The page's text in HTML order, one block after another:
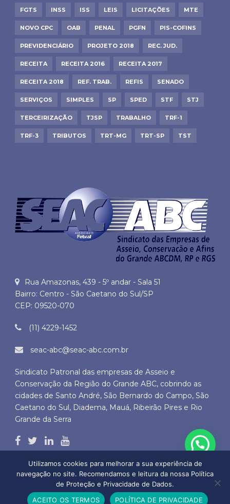
FGTS INSS ISS LEIS LICITAÇÕES MTE
NOVO CPC OAB PENAL PGFN PIS-COFINS
PREVIDENCIÁRIO PROJETO 2018 REC. JUD.
RECEITA RECEITA 2016 RECEITA 2017
RECEITA 2018 REF. TRAB. REFIS SENADO
SERVIÇOS SIMPLES SP SPED STF STJ
TERCEIRIZAÇÃO TJSP TRABALHO TRF-1
TRF-3 TRIBUTOS TRT-MG TRT-SP TST
Rua Amazonas, 439 - 5º andar - Sala 51
Bairro: Centro - São Caetano do Sul/SP
CEP: 09520-070
(11) 4229-1452
seac-abc@seac-abc.com.br
Sindicato Patronal das empresas de Asseio e
Conservação da Região do Grande ABC, cobrindo as
cidades de Santo André, São Bernardo do Campo, São
Caetano do Sul, Diadema, Mauá, Ribeirão Pires e Rio
Grande da Serra
Copyright © 2026 SEAC ABC - Todos os direitos autorais reservados
by BLD DO BRASIL SERVIÇOS DE INTERNET LTDA.
Utilizamos cookies para melhorar a sua experiência de
navegação no site. Recomendamos e leitura da nossa Política
de Proteção e Privacidade de Dados.
ACEITO OS TERMOS
POLÍTICA DE PRIVACIDADE